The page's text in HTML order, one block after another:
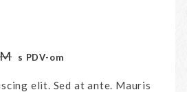
s PDV-om
elit. Sed at ante. Mauris